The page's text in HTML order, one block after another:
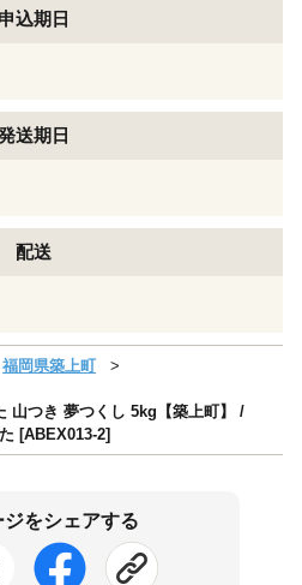
申込期日
送期日
配送
福岡県築上町
山つき 夢つくし 5kg【築上町】 /
[ABEX013-2]
ジをシェアする